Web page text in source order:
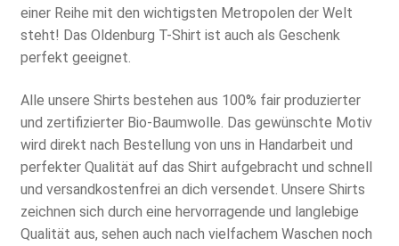
einer Reihe mit den wichtigsten Metropolen der Welt
steht! Das Oldenburg T-Shirt ist auch als Geschenk
perfekt geeignet.
Alle unsere Shirts bestehen aus 100% fair produzierter
und zertifizierter Bio-Baumwolle. Das gewünschte Motiv
wird direkt nach Bestellung von uns in Handarbeit und
perfekter Qualität auf das Shirt aufgebracht und schnell
und versandkostenfrei an dich versendet. Unsere Shirts
zeichnen sich durch eine hervorragende und langlebige
Qualität aus, sehen auch nach vielfachem Waschen noch